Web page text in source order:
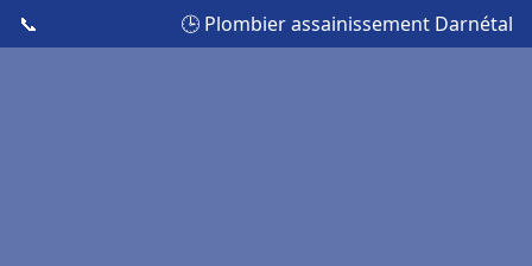
📞 🕒 Plombier assainissement Darnétal